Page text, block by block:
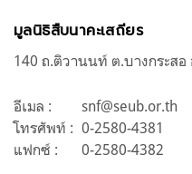
มูลนิธิสืบนาคะเสถียร
140 ถ.ติวานนท์ ต.บางกระส
อีเมล :
snf@seub.or.th
โทรศัพท์ : 0-2580-4381
แฟกซ์ :
0-2580-4382